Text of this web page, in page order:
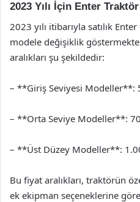
2023 Yılı İçin Enter
2023 yılı itibarıyla satılık
modele değişiklik
aralıkları şu şekildedir:
– **Giriş Seviyesi Modeller**:
– **Orta Seviye Modeller**:
– **Üst Düzey Modeller**:
Bu fiyat aralıkları, traktörün
ek ekipman seçeneklerine